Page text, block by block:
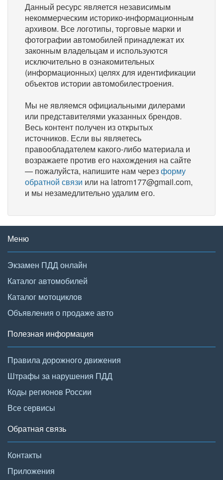
Данный ресурс является независимым
некоммерческим историко-информационным
архивом. Все логотипы, торговые марки и
фотографии автомобилей принадлежат их
законным владельцам и используются
исключительно в ознакомительных
(информационных) целях для идентификации
объектов истории автомобилестроения.
Мы не являемся официальными дилерами
или представителями указанных брендов.
Весь контент получен из открытых
источников. Если вы являетесь
правообладателем какого-либо материала и
возражаете против его нахождения на сайте
— пожалуйста, напишите нам черезформу
обратной связи или на latrom177@gmail.com,
и мы незамедлительно удалим его.
Меню
Экзамен ПДД онлайн
Каталог автомобилей
Каталог мотоциклов
Объявления о продаже авто
Полезная информация
Правила дорожного движения
Штрафы за нарушения ПДД
Коды регионов России
Все сервисы
Обратная связь
Контакты
Приложения